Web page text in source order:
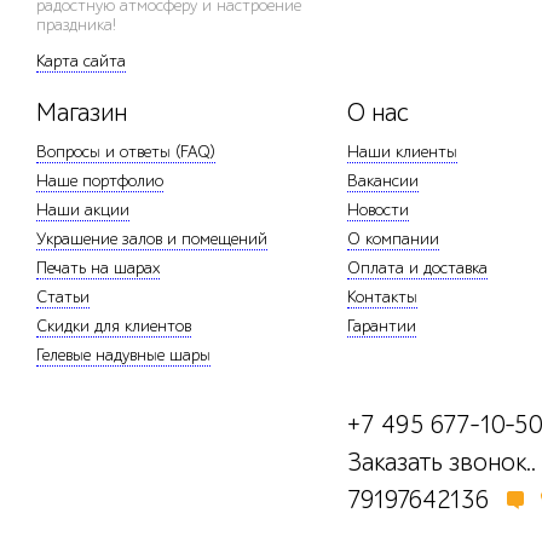
радостную атмосферу и настроение
праздника!
Карта сайта
Магазин
Вопросы и ответы (FAQ)
Наше портфолио
Наши акции
Украшение залов и помещений
Печать на шарах
Статьи
Скидки для клиентов
Гелевые надувные шары
О нас
Наши клиенты
Вакансии
Новости
О компании
Оплата и доставка
Контакты
Гарантии
+7 495 677-10-50
Заказать звонок..
79197642136